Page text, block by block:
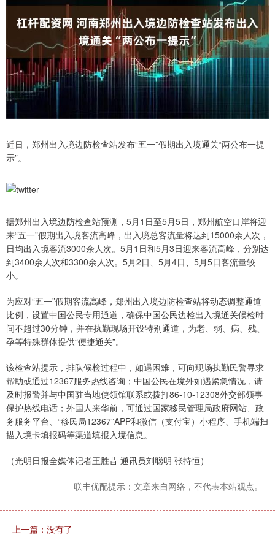
近日，郑州出入境边防检查站发布“五一”假期出入境通关“两公布一提
示”。
据郑州出入境边防检查站预测，5月1日至5月5日，郑州航空口岸将迎
来“五一”假期出入境客流高峰，出入境总客流量将达到15000余人次，
日均出入境客流3000余人次。5月1日和5月3日迎来客流高峰，分别达
到3400余人次和3300余人次。5月2日、5月4日、5月5日客流量较
小。
为应对“五一”假期客流高峰，郑州出入境边防检查站将动态调整通道
比例，设置中国公民专用通道，确保中国公民边检出入境通关候检时
间不超过30分钟，并在执勤现场开设特别通道，为老、弱、病、残、
孕等特殊群体提供“便捷通关”。
该检查站提示，排队候检过程中，如遇困难，可向现场执勤民警寻求
帮助或通过12367服务热线咨询；中国公民在境外如遇紧急情况，请
及时报警并与中国驻当地使领馆联系或拨打86-10-12308外交部领事
保护热线电话；外国人来华前，可通过国家移民管理局政府网站、政
务服务平台、“移民局12367”APP和微信（支付宝）小程序、手机端扫
描入境卡填报码等渠道填报入境信息。
（光明日报全媒体记者王胜昔 通讯员刘聪明 张持恒）
联丰优配提示：文章来自网络，不代表本站观点。
上一篇：没有了